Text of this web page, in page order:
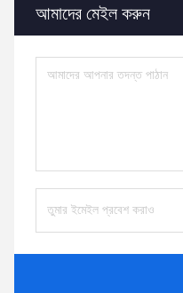
আমাদের মেইল ​​করুন